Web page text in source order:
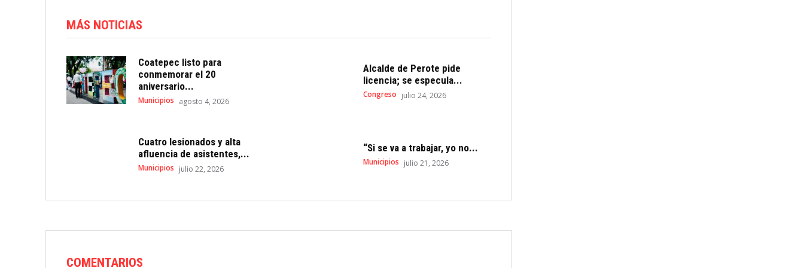
MÁS NOTICIAS
Coatepec listo para
conmemorar el 20
aniversario...
Municipios agosto 4, 2026
Alcalde de Perote pide
licencia; se especula...
Congreso julio 24, 2026
Cuatro lesionados y alta
afluencia de asistentes,...
Municipios julio 22, 2026
“Si se va a trabajar, yo no...
Municipios julio 21, 2026
COMENTARIOS